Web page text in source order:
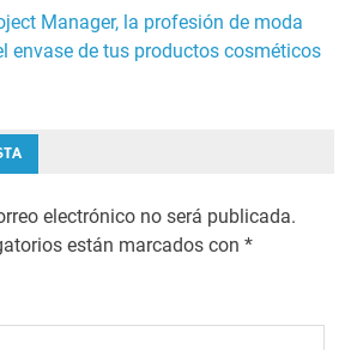
Manager, la profesión de moda
envase de tus productos cosméticos
electrónico no será publicada.
están marcados con*